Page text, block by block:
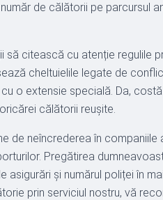
de călătorii pe parcursul
să citească cu atenție regulile
cheltuielile legate de
o extensie specială. Da,
călătorii reușite.
de neîncrederea în
Pregătirea
și numărul poliței în
prin serviciul nostru, vă